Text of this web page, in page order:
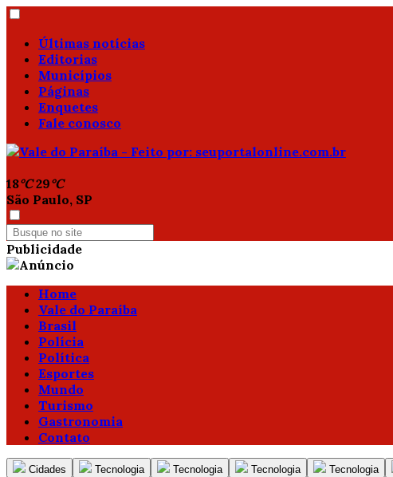
Últimas notícias
Editorias
Municípios
Páginas
Enquetes
Fale conosco
18°C 29°C
São Paulo, SP
Publicidade
Home
Vale do Paraíba
Brasil
Polícia
Política
Esportes
Mundo
Turismo
Gastronomia
Contato
Cidades Tecnologia Tecnologia Tecnologia Tecnologia